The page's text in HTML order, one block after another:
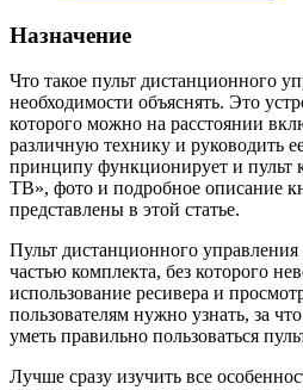
Назначение
Что такое пульт дистанционного
необходимости объяснять. Это
которого можно на расстоянии
различную технику и руководить
принципу функционирует и пульт
ТВ», фото и подробное описание
представлены в этой статье.
Пульт дистанционного
частью комплекта, без которого
использование ресивера и
пользователям нужно узнать, за
уметь правильно пользоваться
Лучше сразу изучить все